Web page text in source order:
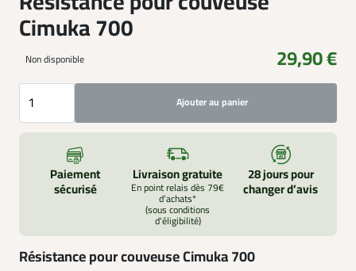
Cimuka 700
Non disponible 29,90 €
Ajouter au panier
Paiement
sécurisé
Livraison gratuite
En point relais dès 79€
d’achats*
(sous conditions
d'éligibilité)
28 jours pour
changer d’avis
Résistance pour couveuse Cimuka 700